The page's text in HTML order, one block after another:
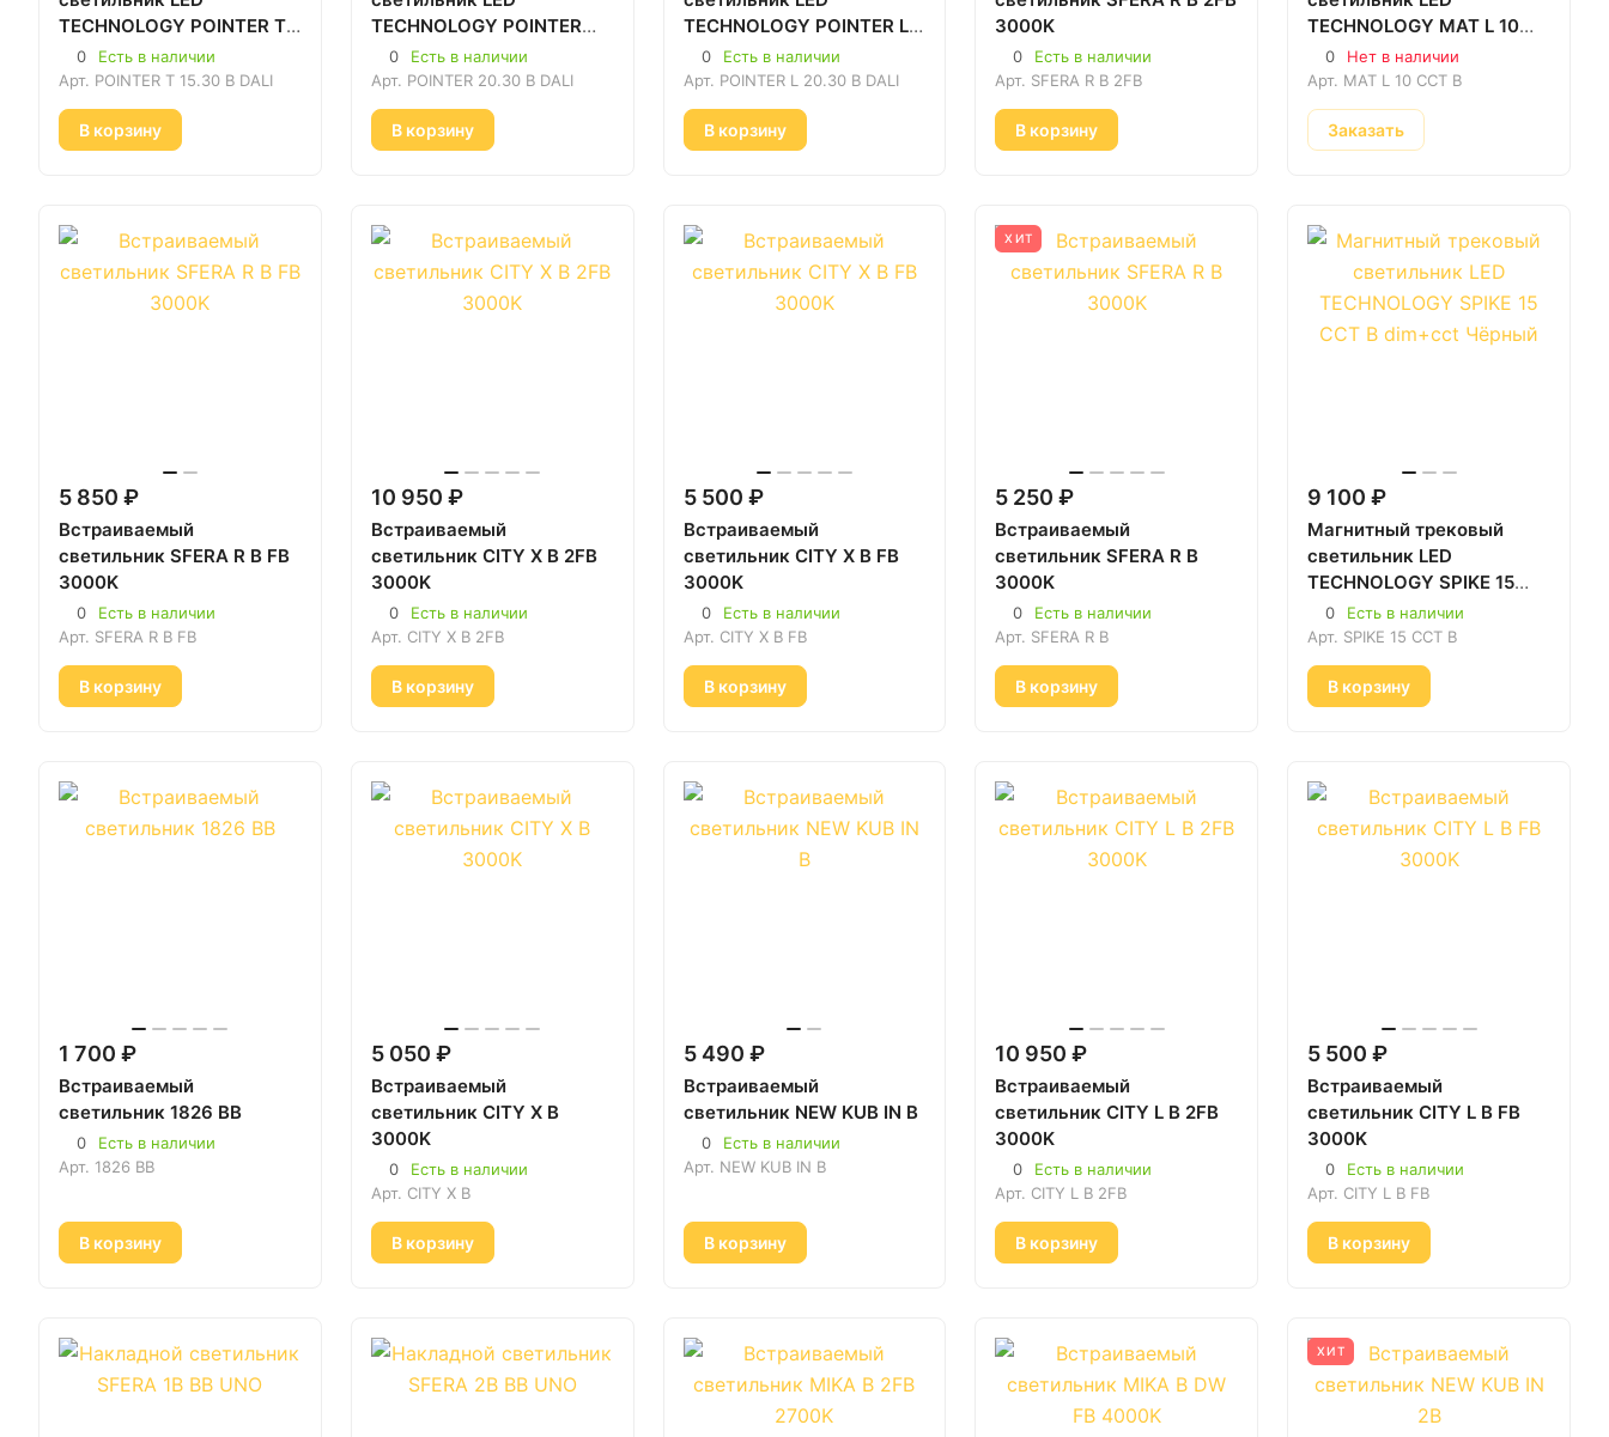
TECHNOLOGY POINTER T
15.30 B DALI Чёрный
3000К
0
Есть в наличии
Арт. POINTER T 15.30 B DALI
В корзину
TECHNOLOGY POINTER
20.30 B DALI чёрный
3000К
0
Есть в наличии
Арт. POINTER 20.30 B DALI
В корзину
TECHNOLOGY POINTER L
20.30 B DALI Чёрный
3000К
0
Есть в наличии
Арт. POINTER L 20.30 B DALI
В корзину
3000K
0
Есть в наличии
Арт. SFERA R B 2FB
В корзину
TECHNOLOGY MAT L 10
CCT B
0
Нет в наличии
Арт. MAT L 10 CCT B
Заказать
5 850 ₽
Встраиваемый
светильник SFERA R B FB
3000K
0
Есть в наличии
Арт. SFERA R B FB
В корзину
10 950 ₽
Встраиваемый
светильник CITY X B 2FB
3000K
0
Есть в наличии
Арт. CITY X B 2FB
В корзину
5 500 ₽
Встраиваемый
светильник CITY X B FB
3000K
0
Есть в наличии
Арт. CITY X B FB
В корзину
ХИТ
5 250 ₽
Встраиваемый
светильник SFERA R B
3000K
0
Есть в наличии
Арт. SFERA R B
В корзину
9 100 ₽
Магнитный трековый
светильник LED
TECHNOLOGY SPIKE 15
CCT B dim+cct Чёрный
0
Есть в наличии
Арт. SPIKE 15 CCT B
В корзину
1 700 ₽
Встраиваемый
светильник 1826 BB
0
Есть в наличии
Арт. 1826 BB
В корзину
5 050 ₽
Встраиваемый
светильник CITY X B
3000K
0
Есть в наличии
Арт. CITY X B
В корзину
5 490 ₽
Встраиваемый
светильник NEW KUB IN B
0
Есть в наличии
Арт. NEW KUB IN B
В корзину
10 950 ₽
Встраиваемый
светильник CITY L B 2FB
3000K
0
Есть в наличии
Арт. CITY L B 2FB
В корзину
5 500 ₽
Встраиваемый
светильник CITY L B FB
3000K
0
Есть в наличии
Арт. CITY L B FB
В корзину
ХИТ